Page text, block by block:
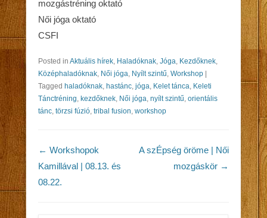
mozgástréning oktató
Női jóga oktató
CSFI
Posted in Aktuális hírek, Haladóknak, Jóga, Kezdőknek,
Középhaladóknak, Női jóga, Nyílt szintű, Workshop
Tagged haladóknak, hastánc, jóga, Kelet tánca, Keleti
Tánctréning, kezdőknek, Női jóga, nyílt szintű, orientális
tánc, törzsi fúzió, tribal fusion, workshop
Post navigation
← Workshopok
Kamillával | 08.13. és
08.22.
A szÉpség öröme | Női
mozgáskör →